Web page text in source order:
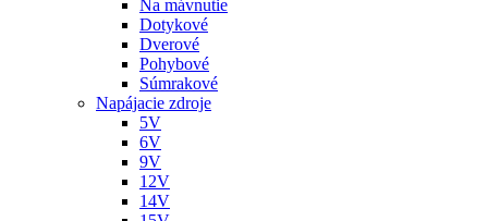
Na mávnutie
Dotykové
Dverové
Pohybové
Súmrakové
Napájacie zdroje
5V
6V
9V
12V
14V